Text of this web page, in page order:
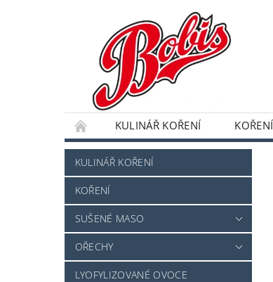
KULINÁŘ KOŘENÍ KOŘENÍ
DRAŽOVANÉ OVOCE A OŘECHY
KULINÁŘ KOŘENÍ
KOŘENÍ
SUŠENÉ MASO
OŘECHY
LYOFYLIZOVANÉ OVOCE